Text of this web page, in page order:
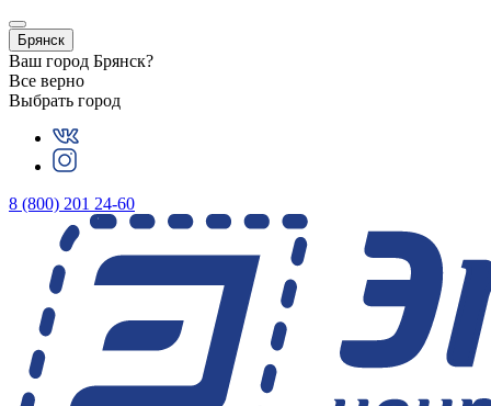
Брянск
Ваш город Брянск?
Все верно
Выбрать город
8 (800) 201 24-60